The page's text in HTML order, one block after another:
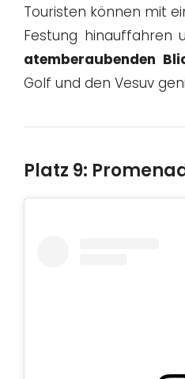
Touristen können mit
Festung hinauffahren
atemberaubenden
Golf und den Vesuv
Platz 9: